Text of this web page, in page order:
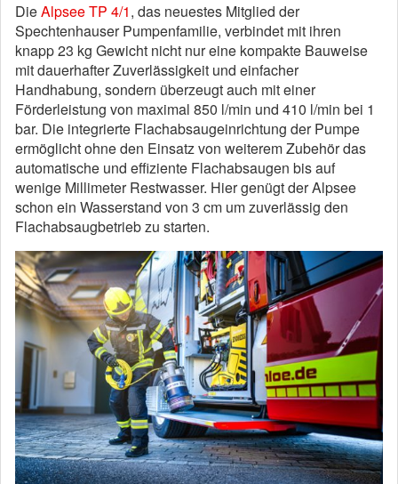
DieAlpsee TP 4/1, das neuestes Mitglied der
Spechtenhauser Pumpenfamilie, verbindet mit ihren
knapp 23 kg Gewicht nicht nur eine kompakte Bauweise
mit dauerhafter Zuverlässigkeit und einfacher
Handhabung, sondern überzeugt auch mit einer
Förderleistung von maximal 850 l/min und 410 l/min bei 1
bar. Die integrierte Flachabsaugeinrichtung der Pumpe
ermöglicht ohne den Einsatz von weiterem Zubehör das
automatische und effiziente Flachabsaugen bis auf
wenige Millimeter Restwasser. Hier genügt der Alpsee
schon ein Wasserstand von 3 cm um zuverlässig den
Flachabsaugbetrieb zu starten.